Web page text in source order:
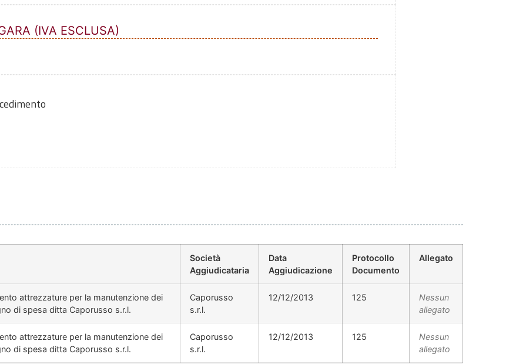
(IVA ESCLUSA)
Società
Aggiudicataria
Data
Aggiudicazione
Protocollo
Documento
Allegato
attrezzature per la manutenzione dei
di spesa ditta Caporusso s.r.l.
Caporusso
s.r.l.
12/12/2013 125
Nessun
allegato
attrezzature per la manutenzione dei
di spesa ditta Caporusso s.r.l.
Caporusso
s.r.l.
12/12/2013 125
Nessun
allegato